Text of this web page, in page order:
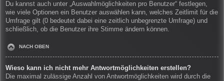
Du kannst auch unter „Auswahlmöglichkeiten pro Benutzer“ festlegen,
wie viele Optionen ein Benutzer auswählen kann, welches Zeitlimit für die
Umfrage gilt (0 bedeutet dabei eine zeitlich unbegrenzte Umfrage) und
schließlich, ob die Benutzer ihre Stimme ändern können.
NACH OBEN
Wieso kann ich nicht mehr Antwortmöglichkeiten erstellen?
Die maximal zulässige Anzahl von Antwortmöglichkeiten wird durch die